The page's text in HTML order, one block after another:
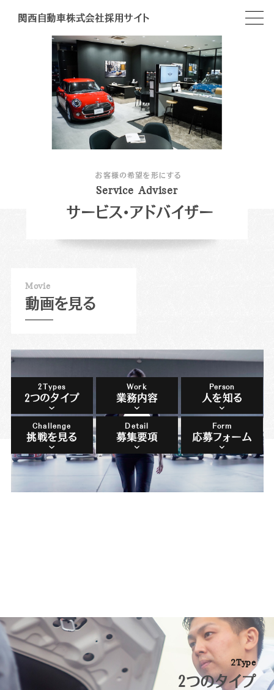
関西自動車株式会社採用サイト
Service Adviser
サービス・アドバイザー
お客様の希望を形にする
Movie
動画を見る
2Types
2つのタイプ
Work
業務内容
Person
人を知る
Challenge
挑戦を見る
Detail
募集要項
Form
応募フォーム
2Type
2つのタイプ